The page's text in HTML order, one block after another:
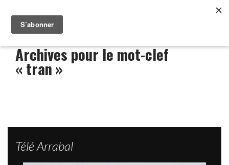
Archives pour le mot-clef
« tran »
Télé Arrabal